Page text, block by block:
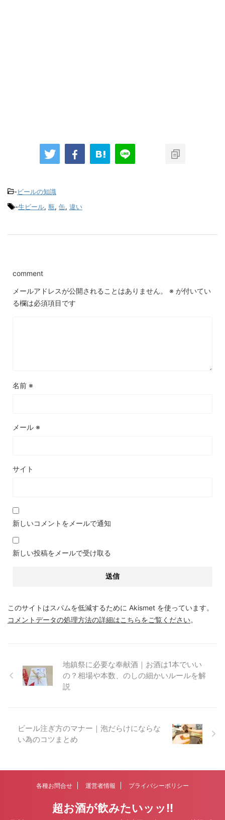
-ビールの知識
-生ビール, 瓶, 缶, 違い
comment
メールアドレスが公開されることはありません。 ※ が付いてい
る欄は必須項目です
名前 ※
メール ※
サイト
新しいコメントをメールで通知
新しい投稿をメールで受け取る
このサイトはスパムを低減するために Akismet を使っています。
コメントデータの処理方法の詳細はこちらをご覧ください。
地鎮祭に必要な奉献酒｜お酒は1本でいい
の？相場や本数、のしの細かいルールを解
説
ビール注ぎ方のマナー｜泡だらけにならな
い為のコツまとめ
各種お問合せ 運営者情報 プライバシーポリシー
超お酒が飲みたいッッ!!